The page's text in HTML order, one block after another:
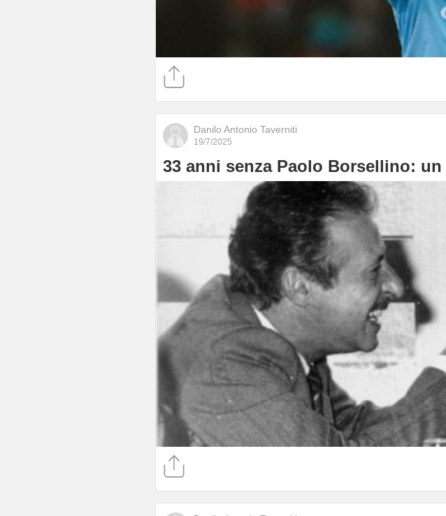
Danilo Antonio Taverniti
19/7/2025
33 anni senza Paolo Borsellino: